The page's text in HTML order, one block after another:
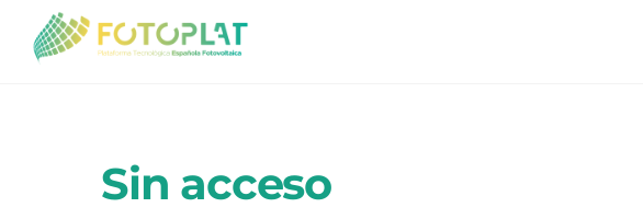
content
Sin acceso